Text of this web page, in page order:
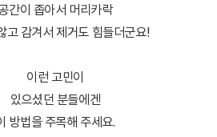
간이 좁아서 머리카락
고 감겨서 제거도 힘들더군요!
이런 고민이
있으셨던 분들에겐
방법을 주목해 주세요.